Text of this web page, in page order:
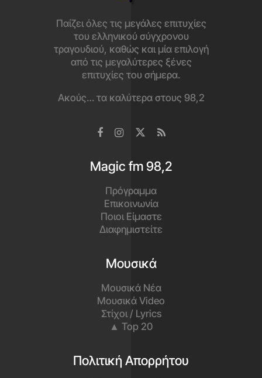
Παίζει όλες τις μεγάλες επιτυχίες
του ελληνικού σύγχρονου
τραγουδιού, καθώς και μία επιλογή
από τις μεγαλύτερες ξένες
επιτυχίες του σήμερα.
Ακούς… τα καλύτερα στους 98,2
Magic fm 98,2
Πρόγραμμα
Επικοινωνία
Ποιοι Είμαστε
Διαφημιστείτε
Μουσικά
Μουσικά Νέα
Μουσικά Video
Στίχοι / Lyrics
▲ Top 20
Πολιτική Απορρήτου